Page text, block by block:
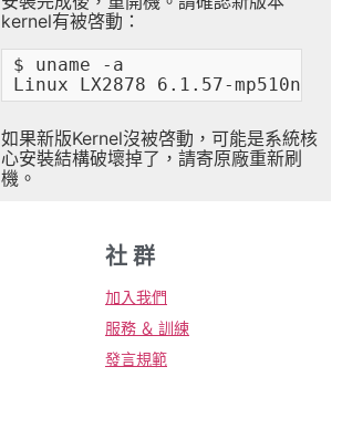
kernel有被啓動：
$ uname -a
如果新版Kernel沒被啓動，可能是系統核
心安裝結構破壞掉了，請寄原廠重新刷
機。
社 群
加入我們
服務 ＆ 訓練
發言規範